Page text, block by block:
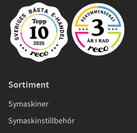
Sortiment
Symaskiner
Symaskinstillbehör